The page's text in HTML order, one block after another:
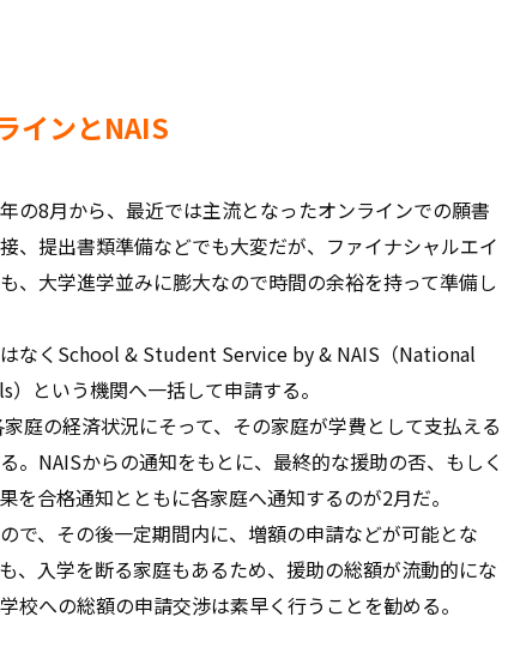
インとNAIS
の8月から、最近では主流となったオンラインでの願書
、提出書類準備などでも大変だが、ファイナシャルエイ
、大学進学並みに膨大なので時間の余裕を持って準備し
なくSchool & Student Service by & NAIS（National
という機関へ一括して申請する。
庭の経済状況にそって、その家庭が学費として支払える
。NAISからの通知をもとに、最終的な援助の否、もしく
を合格通知とともに各家庭へ通知するのが2月だ。
で、その後一定期間内に、増額の申請などが可能とな
、入学を断る家庭もあるため、援助の総額が流動的にな
校への総額の申請交渉は素早く行うことを勧める。